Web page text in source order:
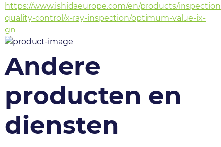
https://www.ishidaeurope.com/en/products/
quality-control/x-ray-inspection/optimum-value-ix-
gn
Andere
producten en
diensten